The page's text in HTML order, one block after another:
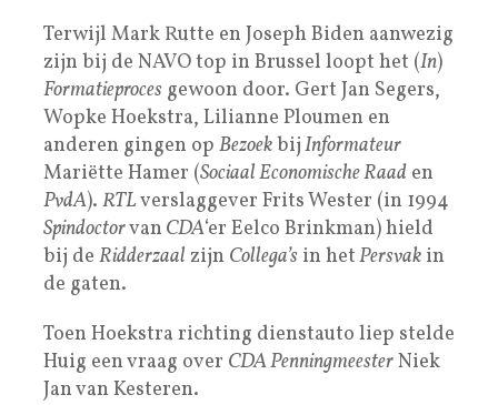
Terwijl Mark Rutte en Joseph Biden aanwezig
zijn bij de NAVO top in Brussel loopt het (In)
Formatieproces gewoon door. Gert Jan Segers,
Wopke Hoekstra, Lilianne Ploumen en
anderen gingen op BezoekbijInformateur
Mariëtte Hamer (Sociaal Economische Raad en
PvdA). RTLverslaggever Frits Wester (in 1994
Spindoctorvan CDA‘er Eelco Brinkman) hield
bij de Ridderzaal zijn Collega’s in hetPersvak in
de gaten.
Toen Hoekstra richting dienstauto liep stelde
Huig een vraag over CDA PenningmeesterNiek
Jan van Kesteren.